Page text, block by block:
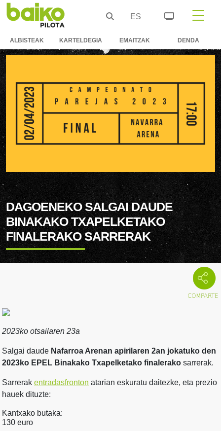
ES
ALBISTEAK KARTELDEGIA EMAITZAK DENDA
DAGOENEKO SALGAI DAUDE
BINAKAKO TXAPELKETAKO
FINALERAKO SARRERAK
2023ko otsailaren 23a
Salgai daude Nafarroa Arenan apirilaren 2an jokatuko den
2023ko EPEL Binakako Txapelketako finalerako sarrerak.
Sarrerak entradasfronton atarian eskuratu daitezke, eta prezio
hauek dituzte:
Kantxako butaka:
130 euro